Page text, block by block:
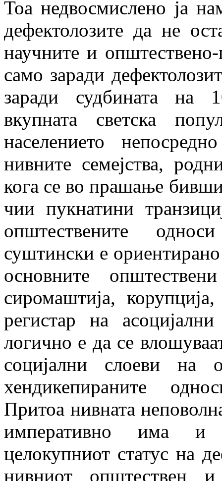
Тоа недвосмислено ја
дефектолозите да не
научните и
само заради
заради судбината на
вкупната светска
населението
нивните семејства,
кога се во прашање
чии пукнатини
општествените
суштински е
основните
сиромаштија,
регистар на
логично е да се
социјални слоеви на
хендикепираните
Притоа нивната
императивно има и
целокупниот статус на
нивниот општествен и